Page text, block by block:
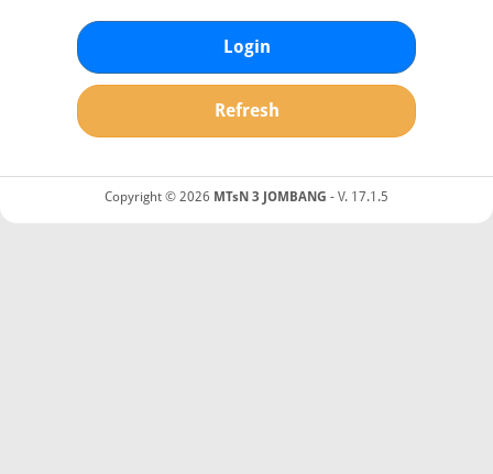
Login
Refresh
Copyright © 2026 MTsN 3 JOMBANG - V. 17.1.5